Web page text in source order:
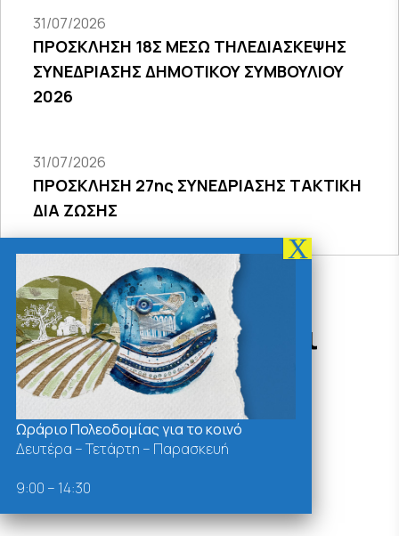
31/07/2026
ΠΡΟΣΚΛΗΣΗ 18Σ ΜΕΣΩ ΤΗΛΕΔΙΑΣΚΕΨΗΣ
ΣΥΝΕΔΡΙΑΣΗΣ ΔΗΜΟΤΙΚΟΥ ΣΥΜΒΟΥΛΙΟΥ
2026
31/07/2026
ΠΡΟΣΚΛΗΣΗ 27ης ΣΥΝΕΔΡΙΑΣΗΣ ΤΑΚΤΙΚΗ
ΔΙΑ ΖΩΣΗΣ
Δράσεις - Χρήσιμοι
Σύνδεσμοι
Ωράριο Πολεοδομίας για το κοινό
Δευτέρα – Τετάρτη – Παρασκευή
9:00 – 14:30